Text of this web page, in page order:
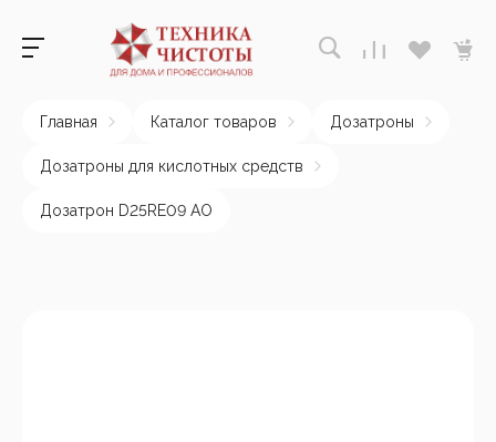
Главная Каталог товаров Дозатроны
Дозатроны для кислотных средств
Дозатрон D25RE09 AO